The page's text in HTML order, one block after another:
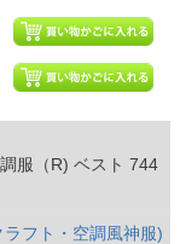
服（R) ベスト 744
フト・空調風神服)